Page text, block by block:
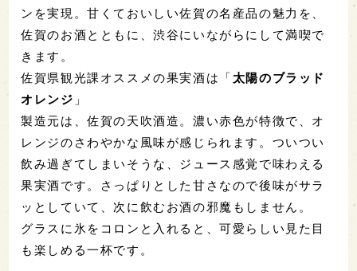
ンを実現。甘くておいしい佐賀の名産品の魅力を、
佐賀のお酒とともに、渋谷にいながらにして満喫で
きます。
佐賀県観光課オススメの果実酒は「 太陽のブラッド
オレンジ 」
製造元は、佐賀の天吹酒造。濃い赤色が特徴で、オ
レンジのさわやかな風味が感じられます。ついつい
飲み過ぎてしまいそうな、ジュース感覚で味わえる
果実酒です。さっぱりとした甘さなので後味がサラ
ッとしていて、次に飲むお酒の邪魔もしません。
グラスに氷をコロンと入れると、可愛らしい見た目
も楽しめる一杯です。